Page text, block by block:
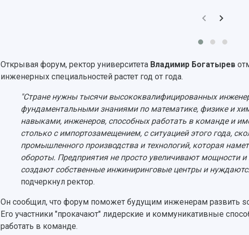
Открывая форум, ректор университета Владимир Богатырев
инженерных специальностей растет год от года.
"Стране нужны тысячи высококвалифицированных
фундаментальными знаниями по математике, физике и
навыками, инженеров, способных работать в команде и
столько с импортозамещением, с ситуацией этого года,
промышленного производства и технологий, которая
обороты. Предприятия не просто увеличивают мощности
создают собственные инжиниринговые центры и
подчеркнул ректор.
Он сообщил, что форум поможет будущим инженерам развить
Его участники "прокачают" лидерские и коммуникативные
работать в команде.